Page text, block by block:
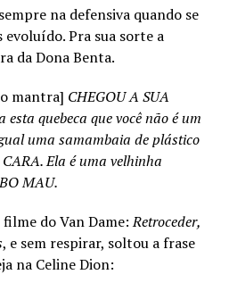
na defensiva quando se
evoluído. Pra sua sorte a
da Dona Benta.
mantra] CHEGOU A SUA
quebeca que você não é um
uma samambaia de plástico
Ela é uma velhinha
MAU.
do Van Dame:Retroceder,
, e sem respirar, soltou a frase
na Celine Dion: